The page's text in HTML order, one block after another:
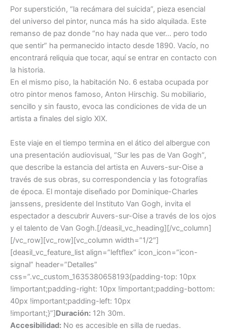
Por superstición, “la recámara del suicida”, pieza esencial
del universo del pintor, nunca más ha sido alquilada. Este
remanso de paz donde “no hay nada que ver… pero todo
que sentir” ha permanecido intacto desde 1890. Vacío, no
encontrará reliquia que tocar, aquí se entrar en contacto con
la historia.
En el mismo piso, la habitación No. 6 estaba ocupada por
otro pintor menos famoso, Anton Hirschig. Su mobiliario,
sencillo y sin fausto, evoca las condiciones de vida de un
artista a finales del siglo XIX.
Este viaje en el tiempo termina en el ático del albergue con
una presentación audiovisual, “Sur les pas de Van Gogh”,
que describe la estancia del artista en Auvers-sur-Oise a
través de sus obras, su correspondencia y las fotografías
de época. El montaje diseñado por Dominique-Charles
janssens, presidente del Instituto Van Gogh, invita el
espectador a descubrir Auvers-sur-Oise a través de los ojos
y el talento de Van Gogh.[/deasil_vc_heading][/vc_column]
[/vc_row][vc_row][vc_column width=”1/2″]
[deasil_vc_feature_list align=”leftflex” icon_icon=”icon-
signal” header=”Detalles”
css=”.vc_custom_1635380658193{padding-top: 10px
!important;padding-right: 10px !important;padding-bottom:
40px !important;padding-left: 10px
!important;}”]Duración: 12h 30m.
Accesibilidad: No es accesible en silla de ruedas.